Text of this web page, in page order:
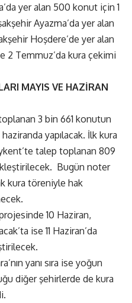
yer alan 500 konut için 1
Ayazma’da yer alan
Hoşdere’de yer alan
2 Temmuz’da kura çekimi
MAYIS VE HAZİRAN
3 bin 661 konutun
haziranda yapılacak. İlk kura
talep toplanan 809
Bugün noter
kura töreniyle hak
10 Haziran,
ise 11 Haziran’da
yanı sıra ise yoğun
diğer şehirlerde de kura